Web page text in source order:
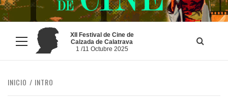
Menú
principal
XII Festival de Cine de
Calzada de Calatrava
1 /11 Octubre 2025
INICIO INTRO